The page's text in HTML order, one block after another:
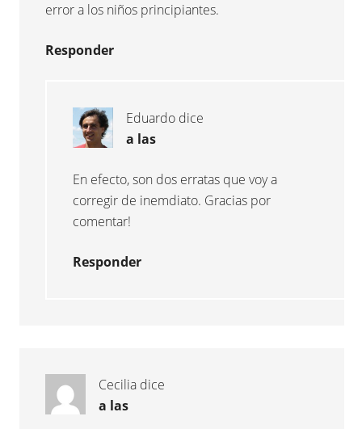
error a los niños principiantes.
Responder
Eduardo dice
a las
En efecto, son dos erratas que voy a
corregir de inemdiato. Gracias por
comentar!
Responder
Cecilia dice
a las